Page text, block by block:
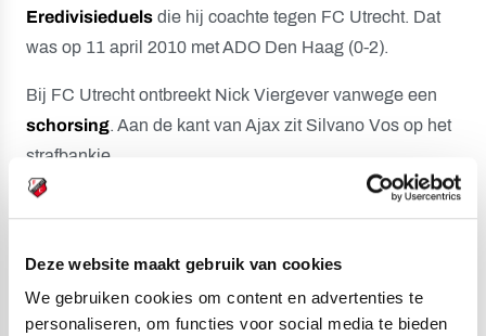
Deze website maakt gebruik van cookies
We gebruiken cookies om content en advertenties te
personaliseren, om functies voor social media te bieden
Eredivisieduels die hij coachte tegen FC Utrecht. Dat
was op 11 april 2010 met ADO Den Haag (0-2).
Bij FC Utrecht ontbreekt Nick Viergever vanwege een
schorsing. Aan de kant van Ajax zit Silvano Vos op het
strafbankje.
Eredivisie-editie van
FC Utrecht - Ajax: